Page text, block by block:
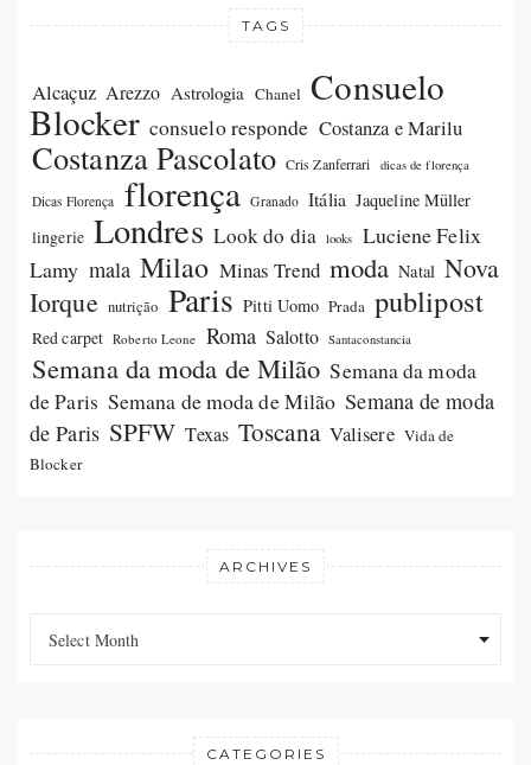
TAGS
Alcaçuz Arezzo Astrologia Chanel Consuelo
Blocker consuelo responde Costanza e Marilu
Costanza Pascolato Cris Zanferrari dicas de florença
Dicas Florença florença Granado Itália Jaqueline Müller
lingerie Londres Look do dia looks
Luciene Felix
Lamy mala Milao Minas Trend moda Natal Nova
Iorque nutrição Paris Pitti Uomo Prada publipost
Red carpet Roberto Leone Roma Salotto Santaconstancia
Semana da moda de Milão Semana da moda
de Paris Semana de moda de Milão Semana de moda
de Paris SPFW Texas Toscana Valisere Vida de
Blocker
ARCHIVES
Select Month
CATEGORIES